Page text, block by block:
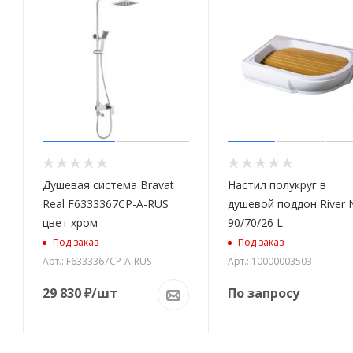
Душевая система Bravat
Real F6333367CP-A-RUS
цвет хром
Под заказ
Арт.: F6333367CP-A-RUS
29 830₽/шт
Настил полукруг в
душевой поддон River
90/70/26 L
Под заказ
Арт.: 10000003503
По запросу